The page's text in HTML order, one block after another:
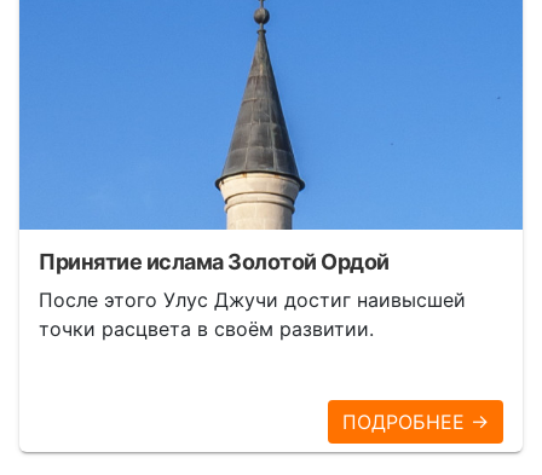
Принятие ислама Золотой Ордой
После этого Улус Джучи достиг наивысшей
точки расцвета в своём развитии.
ПОДРОБНЕЕ →